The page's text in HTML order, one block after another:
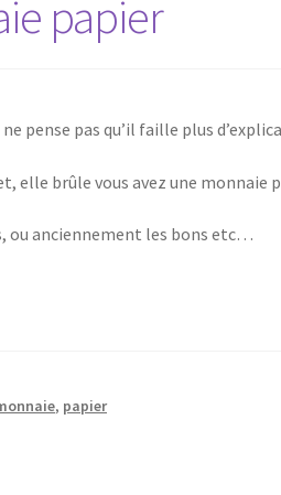
papier
pense pas qu’il faille plus
elle brûle vous avez une monnaie
ou anciennement les bons etc…
, papier